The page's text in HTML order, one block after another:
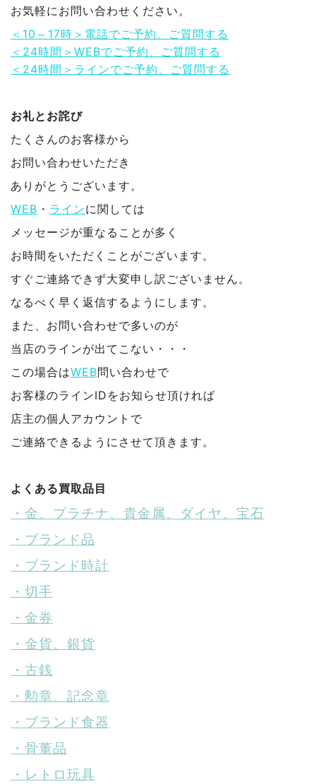
お気軽にお問い合わせください。
＜10～17時＞電話でご予約、ご質問する
＜24時間＞WEBでご予約、ご質問する
＜24時間＞ラインでご予約、ご質問する
お礼とお詫び
たくさんのお客様から
お問い合わせいただき
ありがとうございます。
WEB ・ ラインに関しては
メッセージが重なることが多く
お時間をいただくことがございます。
すぐご連絡できず大変申し訳ございません。
なるべく早く返信するようにします。
また、お問い合わせで多いのが
当店のラインが出てこない・・・
この場合はWEB問い合わせで
お客様のラインIDをお知らせ頂ければ
店主の個人アカウントで
ご連絡できるようにさせて頂きます。
よくある買取品目
・金、プラチナ、貴金属、ダイヤ、宝石
・ブランド品
・ブランド時計
・切手
・金券
・金貨、銀貨
・古銭
・勲章、記念章
・ブランド食器
・骨董品
・レトロ玩具